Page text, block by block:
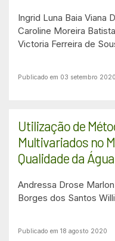
Ingrid Luna Baia Viana
Caroline Moreira Batista
Victoria Ferreira de
Publicado em 03 setembro 2020
Utilização de
Multivariados no
Qualidade da
Andressa Drose
Borges dos Santos
Publicado em 18 agosto 2020